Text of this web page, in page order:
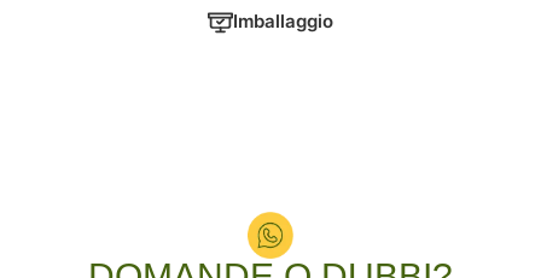
Imballaggio